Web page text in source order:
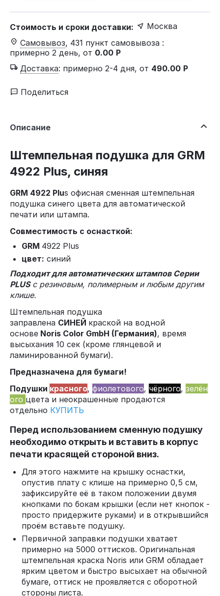
Стоимость и сроки доставки:
Москва
Самовывоз, 431 пункт самовывоза :
примерно 2 день, от 0.00 Р
Доставка: примерно 2-4 дня, от 490.00 Р
Поделиться
Описание
Штемпельная подушка для GRM
4922 Plus, синяя
GRM 4922 Plus офисная сменная штемпельная
подушка синего цвета для автоматической
печати или штампа.
Совместимость с оснасткой:
GRM 4922 Plus
цвет: синий
Подходит для автоматических штампов Серии
PLUSс резиновым, полимерным и любым другим
клише.
Штемпельная подушка
заправлена СИНЕЙ краской на водной
основе Noris Color GmbH (Германия), время
высыхания 10 сек (кроме глянцевой и
ламинированной бумаги).
Предназначена для бумаги!
Подушки красного, фиолетового, чёрного, зелён
ого цвета и неокрашенные продаются
отдельно КУПИТЬ
Перед использованием сменную подушку
необходимо открыть и вставить в корпус
печати красящей стороной вниз.
Для этого нажмите на крышку оснастки,
опустив плату с клише на примерно 0,5 см,
зафиксируйте её в таком положении двумя
кнопками по бокам крышки (если нет кнопок -
просто придержите руками) и в открывшийся
проём вставьте подушку.
Первичной заправки подушки хватает
примерно на 5000 оттисков. Оригинальная
штемпельная краска Noris или GRM обладает
ярким цветом и быстро высыхает на обычной
бумаге, оттиск не проявляется с оборотной
стороны листа.